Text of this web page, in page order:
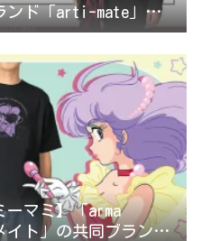
ンド「arti-mate」に
ル、雑貨の販売が決
マミ】「arma
ト」の共同ブランド